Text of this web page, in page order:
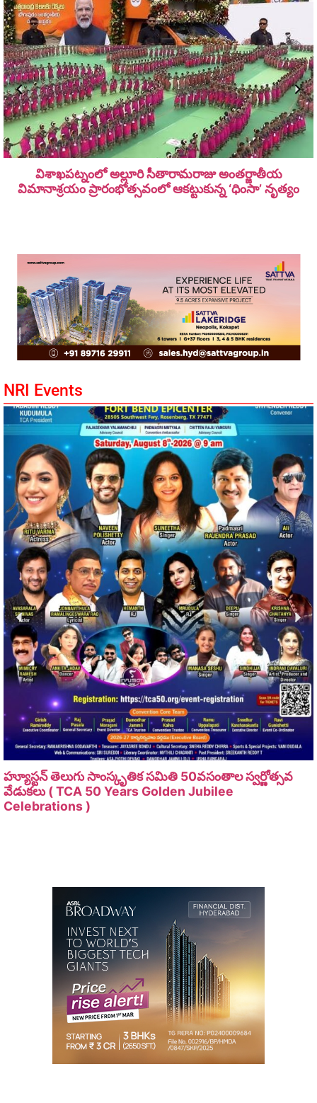
విశాఖపట్నంలో అల్లూరి సీతారామ‌రాజు అంత‌ర్జాతీయ
విమానాశ్ర‌యం ప్రారంభోత్సవంలో ఆకట్టుకున్న ‘ధింసా’ నృత్యం
NRI Events
హ్యూస్టన్ తెలుగు సాంస్కృతిక సమితి 50వసంతాల స్వర్ణోత్సవ
వేడుకలు ( TCA 50 Years Golden Jubilee
Celebrations )